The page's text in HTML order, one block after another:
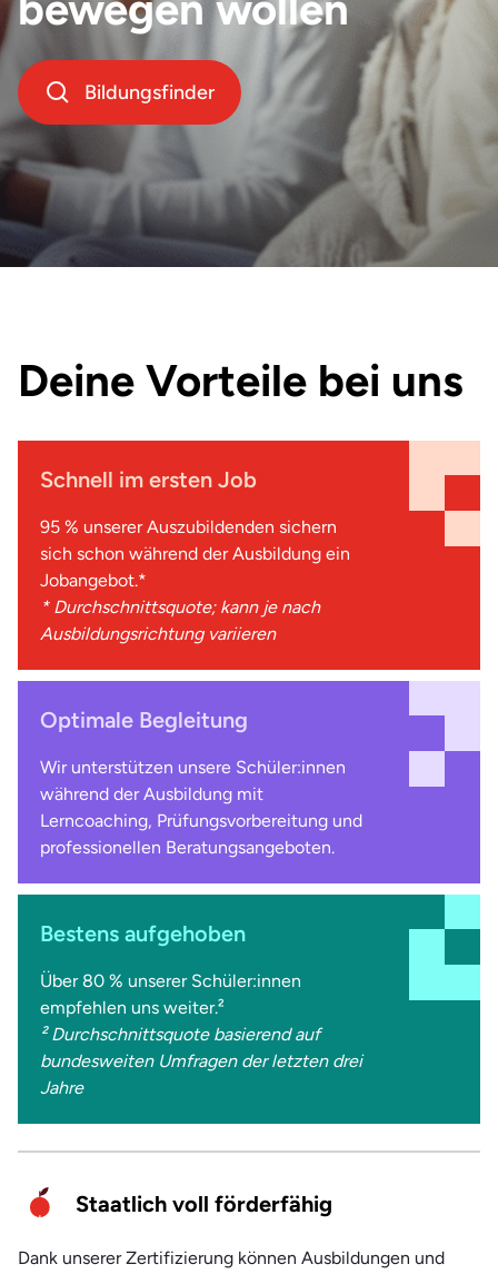
Bildungsfinder
Deine Vorteile bei uns
Schnell im ersten Job
95 % unserer Auszubildenden sichern
sich schon während der Ausbildung ein
Jobangebot.*
* Durchschnittsquote; kann je nach
Ausbildungsrichtung variieren
Optimale Begleitung
Wir unterstützen unsere Schüler:innen
während der Ausbildung mit
Lerncoaching, Prüfungsvorbereitung und
professionellen Beratungsangeboten.
Bestens aufgehoben
Über 80 % unserer Schüler:innen
empfehlen uns weiter.²
² Durchschnittsquote basierend auf
bundesweiten Umfragen der letzten drei
Jahre
Staatlich voll förderfähig
Dank unserer Zertifizierung können Ausbildungen und
Düsseldorf
Erfurt
Flensburg
Frankfurt
Hamburg
Idstein
Köln
Landshut
Leer
Leipzig
Lippstadt
Lübeck
Marburg
Melle
Nürnberg
Oldenburg
Osnabrück
Schönebeck
Stadthagen
Technik
Therapie und Wellness